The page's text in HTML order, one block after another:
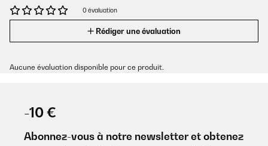
0 évaluation
Rédiger une évaluation
Aucune évaluation disponible pour ce produit.
-10 €
Abonnez-vous à notre newsletter et obtenez